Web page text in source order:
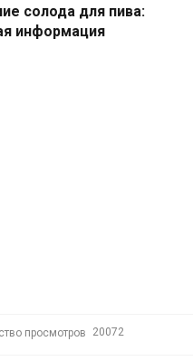
солода для пива:
информация
20072